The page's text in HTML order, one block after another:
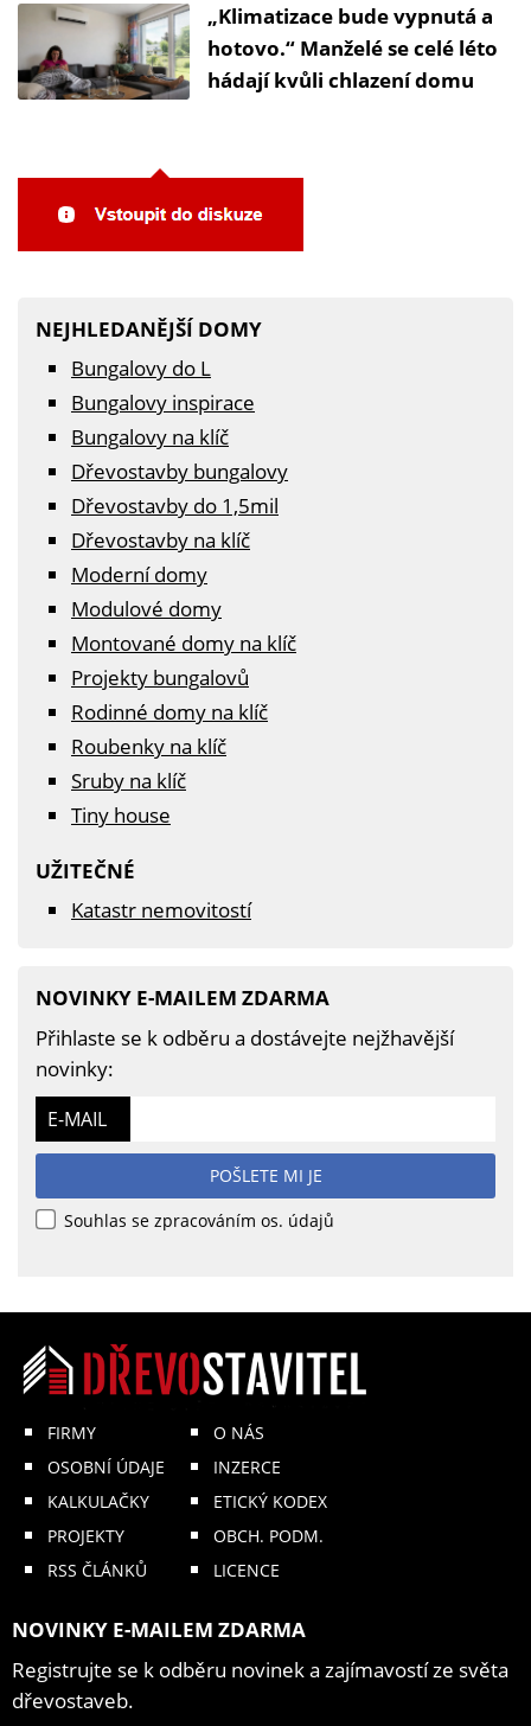
„Klimatizace bude vypnutá a
hotovo.“ Manželé se celé léto
hádají kvůli chlazení domu
NEJHLEDANĚJŠÍ DOMY
Bungalovy do L
Bungalovy inspirace
Bungalovy na klíč
Dřevostavby bungalovy
Dřevostavby do 1,5mil
Dřevostavby na klíč
Moderní domy
Modulové domy
Montované domy na klíč
Projekty bungalovů
Rodinné domy na klíč
Roubenky na klíč
Sruby na klíč
Tiny house
UŽITEČNÉ
Katastr nemovitostí
NOVINKY E-MAILEM ZDARMA
Přihlaste se k odběru a dostávejte nejžhavější
novinky:
E-MAIL
POŠLETE MI JE
Souhlas se zpracováním os. údajů
FIRMY
OSOBNÍ ÚDAJE
KALKULAČKY
PROJEKTY
RSS ČLÁNKŮ
O NÁS
INZERCE
ETICKÝ KODEX
OBCH. PODM.
LICENCE
NOVINKY E-MAILEM ZDARMA
Registrujte se k odběru novinek a zajímavostí ze světa
dřevostaveb.